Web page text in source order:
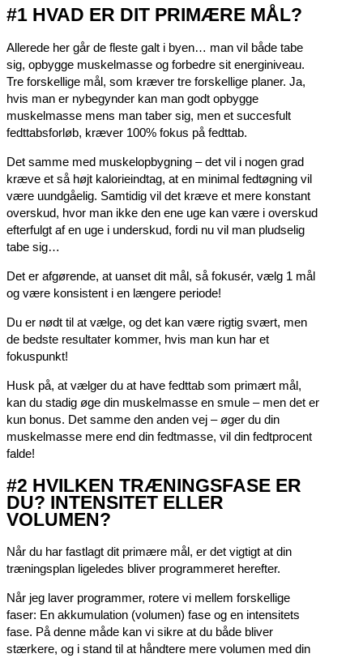
#1 HVAD ER DIT PRIMÆRE MÅL?
Allerede her går de fleste galt i byen… man vil både tabe
sig, opbygge muskelmasse og forbedre sit energiniveau.
Tre forskellige mål, som kræver tre forskellige planer. Ja,
hvis man er nybegynder kan man godt opbygge
muskelmasse mens man taber sig, men et succesfult
fedttabsforløb, kræver 100% fokus på fedttab.
Det samme med muskelopbygning – det vil i nogen grad
kræve et så højt kalorieindtag, at en minimal fedtøgning vil
være uundgåelig. Samtidig vil det kræve et mere konstant
overskud, hvor man ikke den ene uge kan være i overskud
efterfulgt af en uge i underskud, fordi nu vil man pludselig
tabe sig…
Det er afgørende, at uanset dit mål, så fokusér, vælg 1 mål
og være konsistent i en længere periode!
Du er nødt til at vælge, og det kan være rigtig svært, men
de bedste resultater kommer, hvis man kun har et
fokuspunkt!
Husk på, at vælger du at have fedttab som primært mål,
kan du stadig øge din muskelmasse en smule – men det er
kun bonus. Det samme den anden vej – øger du din
muskelmasse mere end din fedtmasse, vil din fedtprocent
falde!
#2 HVILKEN TRÆNINGSFASE ER
DU? INTENSITET ELLER
VOLUMEN?
Når du har fastlagt dit primære mål, er det vigtigt at din
træningsplan ligeledes bliver programmeret herefter.
Når jeg laver programmer, rotere vi mellem forskellige
faser: En akkumulation (volumen) fase og en intensitets
fase. På denne måde kan vi sikre at du både bliver
stærkere, og i stand til at håndtere mere volumen med din